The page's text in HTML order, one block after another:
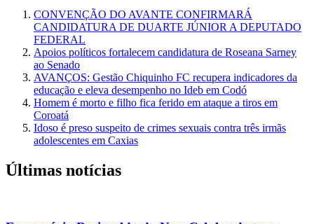
CONVENÇÃO DO AVANTE CONFIRMARÁ
CANDIDATURA DE DUARTE JÚNIOR A DEPUTADO
FEDERAL
Apoios políticos fortalecem candidatura de Roseana Sarney
ao Senado
AVANÇOS: Gestão Chiquinho FC recupera indicadores da
educação e eleva desempenho no Ideb em Codó
Homem é morto e filho fica ferido em ataque a tiros em
Coroatá
Idoso é preso suspeito de crimes sexuais contra três irmãs
adolescentes em Caxias
Últimas notícias